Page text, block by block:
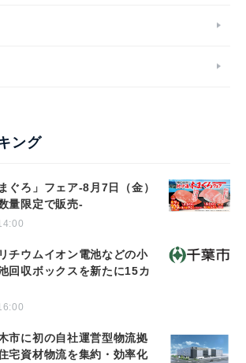
ング
ぐろ」フェア-8月7日（金）
量限定で販売-
チウムイオン電池などの小
回収ボックスを新たに15カ
市に初の自社運営型物流拠
宅資材物流を集約・効率化